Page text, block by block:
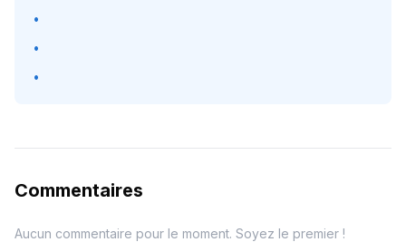
•
•
•
Commentaires
Aucun commentaire pour le moment. Soyez le premier !